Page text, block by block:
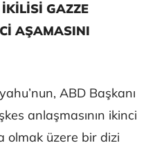
GAZZE
AŞAMASINI
ABD Başkanı
anlaşmasının ikinci
olmak üzere bir dizi